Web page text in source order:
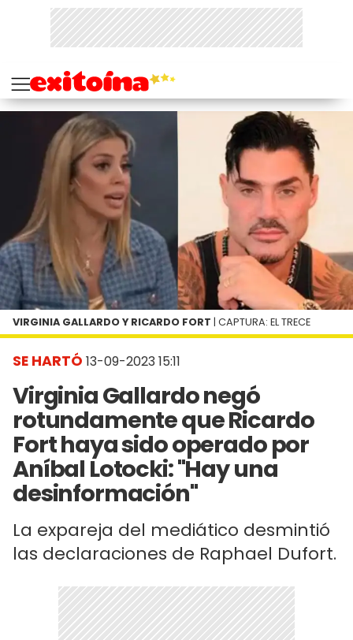
SE HARTÓ 13-09-2023 15:11
Virginia Gallardo negó
rotundamente que Ricardo
Fort haya sido operado por
Aníbal Lotocki: "Hay una
desinformación"
La expareja del mediático desmintió
las declaraciones de Raphael Dufort.
VIRGINIA GALLARDO Y RICARDO FORT | CAPTURA: EL TRECE